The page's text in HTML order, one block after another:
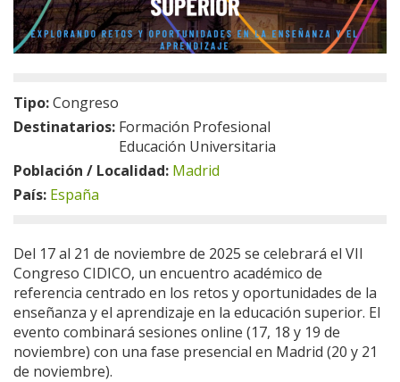
Tipo:Congreso
Destinatarios: Formación Profesional
Educación Universitaria
Población / Localidad: Madrid
País: España
Del 17 al 21 de noviembre de 2025 se celebrará el VII
Congreso CIDICO, un encuentro académico de
referencia centrado en los retos y oportunidades de la
enseñanza y el aprendizaje en la educación superior. El
evento combinará sesiones online (17, 18 y 19 de
noviembre) con una fase presencial en Madrid (20 y 21
de noviembre).